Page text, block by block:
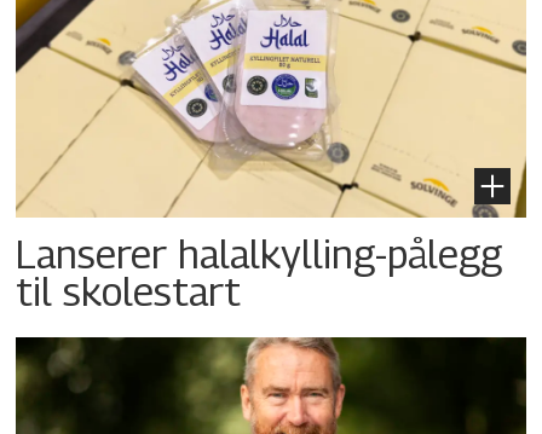
Lanserer halalkylling-­pålegg
til skolestart